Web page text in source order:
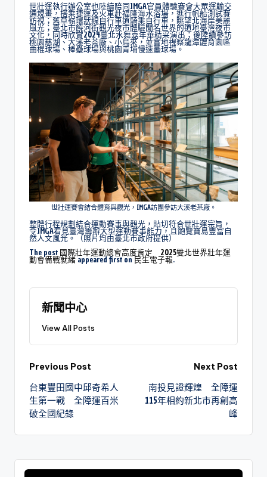
世壯運執行辦公室也陸續陪同IMGA官員體驗賽會大眾運輸交
通規畫，搭乘捷運及火車赴福隆海水浴場，進行帆船測試賽
訪視；舊草嶺環狀線自行車道騎乘自行車，眺望北海岸美麗
風光；臺北市饒河街觀光夜市體驗聞名世界的道地臺灣夜市
文化，同時欣賞2024臺北水舞嘉年華精采演出；後陸續參訪
桃園慈湖、大溪老茶廠、小烏來，並實地視察龍潭體育園區
曲棍球場、棒壘球場與桃園青埔慢速壘球場。
世壯運賽會結合體育與觀光，IMGA訪團參訪大溪老茶廠。
整體行程規劃結合運動賽事與觀光，貼切符合世壯運宗旨，
令IMGA看見臺灣籌辦大型運動賽事能力，且飽覽寶島豐富自
然人文風光。（照片均由臺北市政府提供）
The post 國際壯年運動總會高度肯定 2025雙北世界壯年運
動會備戰就緒appeared first on民生電子報.
新聞中心
View All Posts
Previous Post
台東豐田國中邱奇希人
生第一戰 全障運百米
破全國紀錄
Next Post
南投見證輝煌 全障運
115年相約新北市再創高
峰